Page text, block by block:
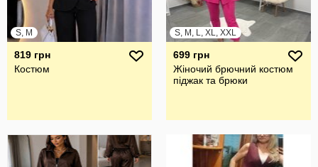
S, M
819 грн
Костюм
S, M, L, XL, XXL
699 грн
Жіночий брючний костюм
піджак та брюки